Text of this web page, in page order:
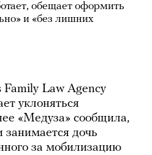
обещает оформить
и «без лишних
Law Agency
уклоняться
«Медуза» сообщила,
занимается дочь
за мобилизацию